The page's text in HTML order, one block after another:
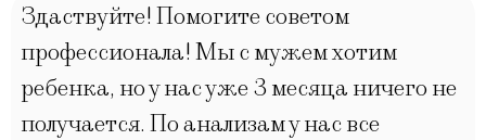
Здаствуйте! Помогите советом
профессионала! Мы с мужем хотим
ребенка, но у нас уже 3 месяца ничего не
получается. По анализам у нас все